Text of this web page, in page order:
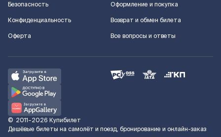
Безопасность
Конфиденциальность
Оферта
Оформление и покупка
Возврат и обмен билета
Все вопросы и ответы
© 2011–2026 Купибилет
Дешёвые билеты на самолёт и поезд, бронирование и онлайн-заказ